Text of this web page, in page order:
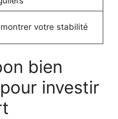
votre stabilité
bien
investir